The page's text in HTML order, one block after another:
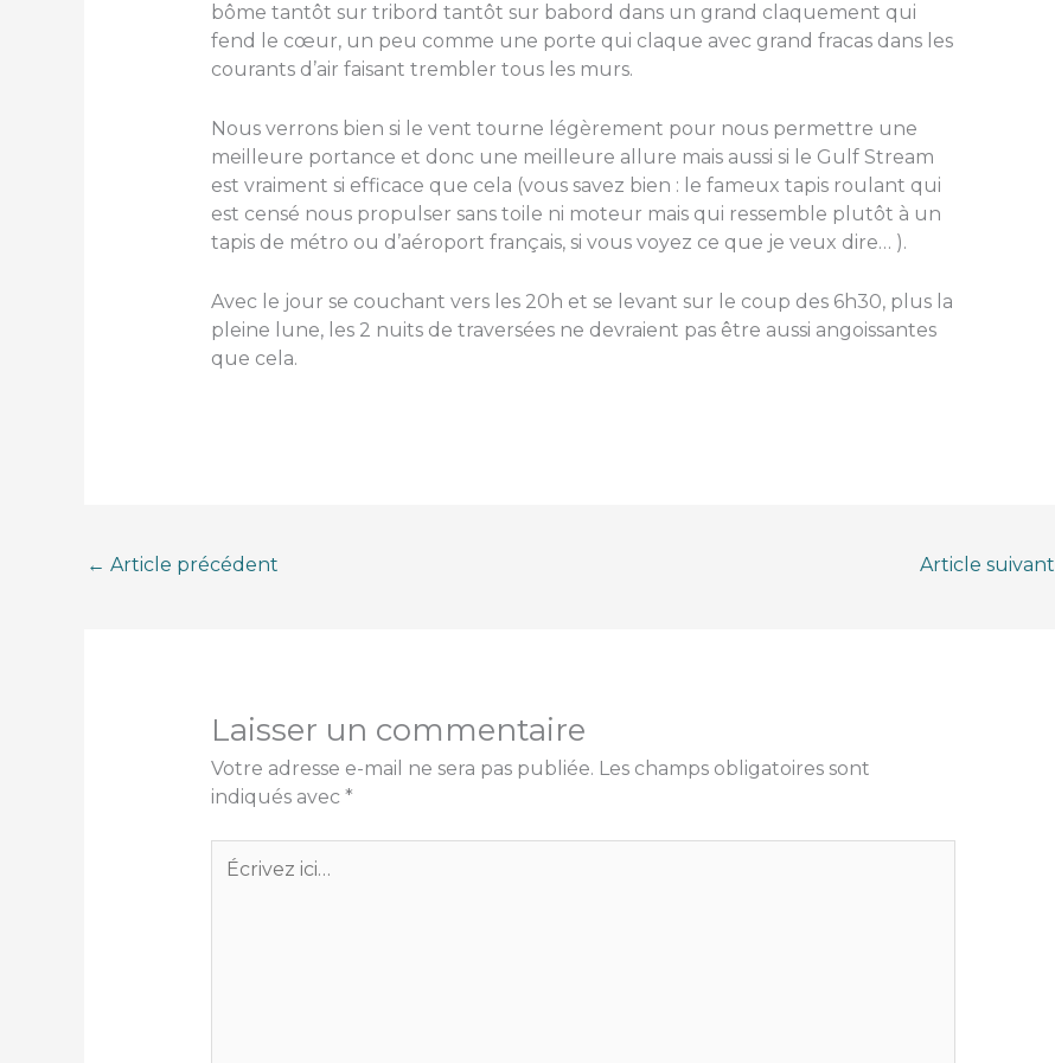
bôme tantôt sur tribord tantôt sur babord dans un grand claquement qui
fend le cœur, un peu comme une porte qui claque avec grand fracas dans les
courants d’air faisant trembler tous les murs.
Nous verrons bien si le vent tourne légèrement pour nous permettre une
meilleure portance et donc une meilleure allure mais aussi si le Gulf Stream
est vraiment si efficace que cela (vous savez bien : le fameux tapis roulant qui
est censé nous propulser sans toile ni moteur mais qui ressemble plutôt à un
tapis de métro ou d’aéroport français, si vous voyez ce que je veux dire… ).
Avec le jour se couchant vers les 20h et se levant sur le coup des 6h30, plus la
pleine lune, les 2 nuits de traversées ne devraient pas être aussi angoissantes
que cela.
← Article précédent Article suivant
Laisser un commentaire
Votre adresse e-mail ne sera pas publiée. Les champs obligatoires sont
indiqués avec *
Écrivez
ici…